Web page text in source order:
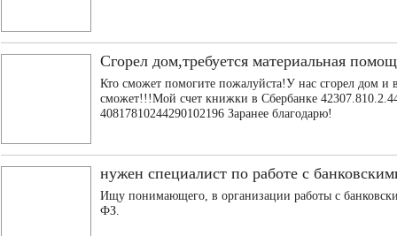
Сгорел дом,требуется материальная
Кто сможет помогите пожалуйста!У нас сгорел дом и
сможет!!!Мой счет книжки в Сбербанке
40817810244290102196 Заранее благодарю!
нужен специалист по работе с
Ищу понимающего, в организации работы с
ФЗ.